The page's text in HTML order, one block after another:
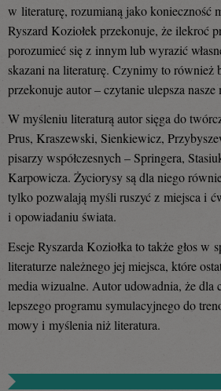
w literaturę, rozumianą jako konieczność
Ryszard Koziołek przekonuje, że ilekroć
porozumieć się z innym lub wyrazić
skazani na literaturę. Czynimy to również
przekonuje autor – czytanie ulepsza
W myśleniu literaturą autor sięga do
Prus, Kraszewski, Sienkiewicz,
pisarzy współczesnych – Springera,
Karpowicza. Życiorysy są dla niego
tylko pozwalają myśli ruszyć z miejsca i
i opowiadaniu świata.
Eseje Ryszarda Koziołka to także głos w
literaturze należnego jej miejsca, które
media wizualne. Autor udowadnia, że dla
lepszego programu symulacyjnego do
mowy i myślenia niż literatura.